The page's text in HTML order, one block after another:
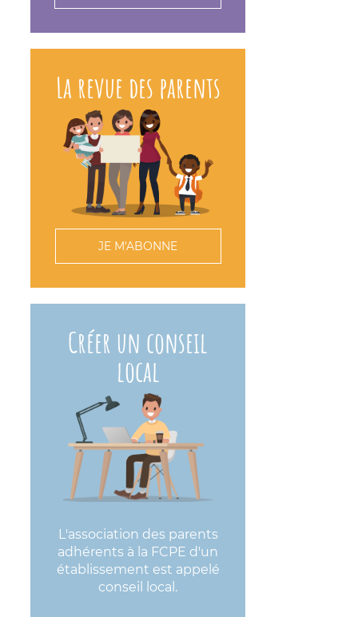
La revue des parents
JE M'ABONNE
Créer un conseil
local
L'association des parents
adhérents à la FCPE d'un
établissement est appelé
conseil local.